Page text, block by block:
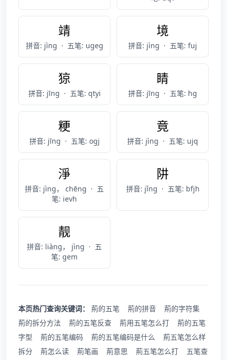
靖
拼音: jìng · 五笔: ugeg
境
拼音: jìng · 五笔: fuj
猄
拼音: jīng · 五笔: qtyi
睛
拼音: jīng · 五笔: hg
粳
拼音: jīng · 五笔: ogj
竟
拼音: jìng · 五笔: ujq
淨
拼音: jìng， chēng · 五
笔: ievh
阱
拼音: jǐng · 五笔: bfjh
靓
拼音: liàng， jìng · 五
笔: gem
本页热门查询关键词： 荊的五笔 荊的拼音
荊的字符集
荊的拆分方法
荊的五笔反查 荊用五笔怎么打
荊的五笔
字型
荊的五笔编码 荊的五笔编码是什么
荊五笔怎么样
拆分
荊怎么读 荊笔画 荊意思 荊五笔怎么打
五笔查